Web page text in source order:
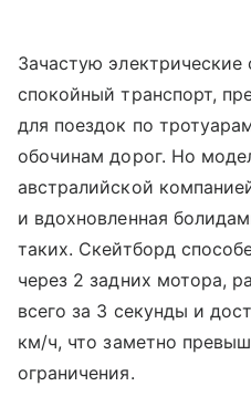
Зачастую
спокойный транспорт,
для поездок по
обочинам дорог. Но
австралийской
и вдохновленная
таких. Скейтборд
через 2 задних мотора,
всего за 3 секунды и
км/ч, что заметно
ограничения.